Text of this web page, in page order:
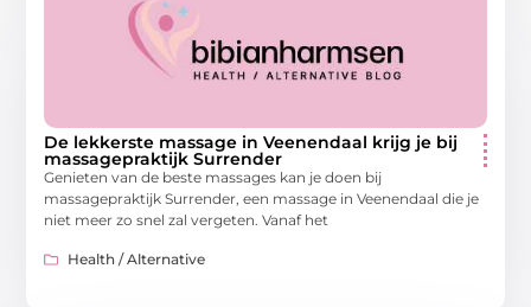
De lekkerste massage in Veenendaal krijg je bij
massagepraktijk Surrender
Genieten van de beste massages kan je doen bij
massagepraktijk Surrender, een massage in Veenendaal die je
niet meer zo snel zal vergeten. Vanaf het
Health / Alternative